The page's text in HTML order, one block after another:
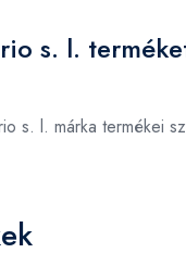
s. l.
s. l. márka termékei